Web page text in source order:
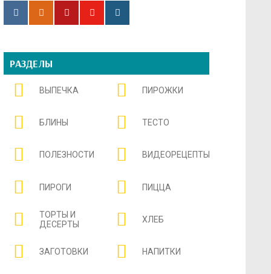
РАЗДЕЛЫ
ВЫПЕЧКА ПИРОЖКИ
БЛИНЫ ТЕСТО
ПОЛЕЗНОСТИ ВИДЕОРЕЦЕПТЫ
ПИРОГИ ПИЦЦА
ТОРТЫ И
ДЕСЕРТЫ
ХЛЕБ
ЗАГОТОВКИ НАПИТКИ